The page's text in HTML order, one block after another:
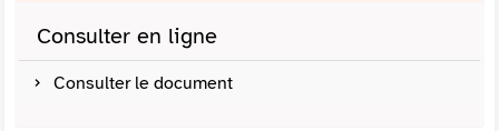
Consulter en ligne
Consulter le document